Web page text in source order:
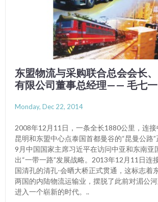
东盟物流与采购联合总会会长
有限公司董事总经理—— 毛七一
Monday, Dec 22, 2014
2008年12月11日，一条全长1880公里，连
昆明和东盟中心点泰国首都曼谷的“昆曼公路
9月中国国家主席习近平在访问中亚和东南亚
出“一带一路”发展战略。2013年12月11日连
国清孔的清孔-会晒大桥正式贯通，这标志着
两国的内陆物流运输业，摆脱了此前对湄公
进入一个崭新的时代。..